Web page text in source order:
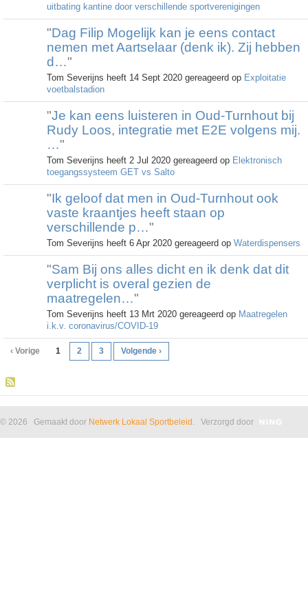
uitbating kantine door verschillende sportverenigingen
"Dag Filip Mogelijk kan je eens contact
nemen met Aartselaar (denk ik). Zij hebben
d…"
Tom Severijns heeft 14 Sept 2020 gereageerd op Exploitatie
voetbalstadion
"Je kan eens luisteren in Oud-Turnhout bij
Rudy Loos, integratie met E2E volgens mij.
…"
Tom Severijns heeft 2 Jul 2020 gereageerd op Elektronisch
toegangssysteem GET vs Salto
"Ik geloof dat men in Oud-Turnhout ook
vaste kraantjes heeft staan op
verschillende p…"
Tom Severijns heeft 6 Apr 2020 gereageerd op Waterdispensers
"Sam Bij ons alles dicht en ik denk dat dit
verplicht is overal gezien de
maatregelen…"
Tom Severijns heeft 13 Mrt 2020 gereageerd op Maatregelen
i.k.v. coronavirus/COVID-19
‹ Vorige 1 2 3 Volgende ›
© 2026 Gemaakt door Netwerk Lokaal Sportbeleid . Verzorgd door